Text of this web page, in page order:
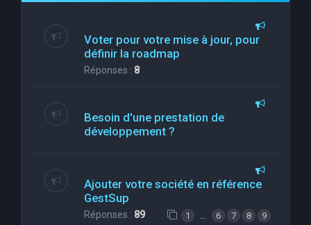
Voter pour votre mise à jour, pour
définir la roadmap
Réponses : 8
Besoin d'une prestation de
développement ?
Ajouter votre société en référence
GestSup
Réponses : 89 1 6 7 8 9